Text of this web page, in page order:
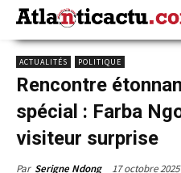
ACTUALITÉS POLITIQUE
Rencontre
spécial : Farba
visiteur surprise
Par Serigne Ndong 17 octobre